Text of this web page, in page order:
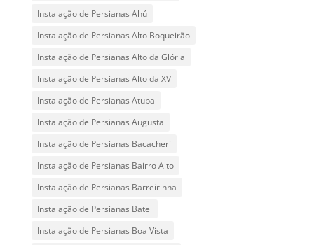
Instalação de Persianas Ahú
Instalação de Persianas Alto Boqueirão
Instalação de Persianas Alto da Glória
Instalação de Persianas Alto da XV
Instalação de Persianas Atuba
Instalação de Persianas Augusta
Instalação de Persianas Bacacheri
Instalação de Persianas Bairro Alto
Instalação de Persianas Barreirinha
Instalação de Persianas Batel
Instalação de Persianas Boa Vista